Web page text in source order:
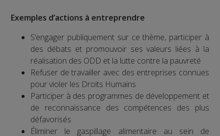
Exemples d’actions à entreprendre
S’engager publiquement sur ce thème, participer à
des débats et promouvoir ses valeurs liées à la
réalisation des ODD et la lutte contre la pauvreté
Refuser de travailler avec des entreprises connues
pour violer les Droits Humains
Participer à des programmes de développement et
de reconnaissance des compétences des plus
défavorisés
Éliminer le gaspillage alimentaire au sein de